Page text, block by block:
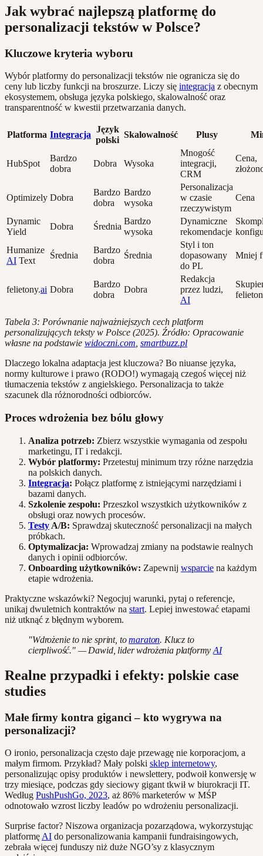
Jak wybrać najlepszą platformę do
personalizacji tekstów w Polsce?
Kluczowe kryteria wyboru
Wybór platformy do personalizacji tekstów nie ogranicza się do
ceny lub liczby funkcji na broszurze. Liczy się integracja z obecnym
ekosystemem, obsługa języka polskiego, skalowalność oraz
transparentność w kwestii przetwarzania danych.
Platforma Integracja
Język
polski
Skalowalność Plusy
HubSpot
Bardzo
dobra
Dobra Wysoka
Mnogość
integracji,
CRM
Cena,
Optimizely Dobra
Bardzo
dobra
Bardzo
wysoka
Personalizacja
w czasie
rzeczywistym
Cena
Dynamic
Yield
Dobra Średnia
Bardzo
wysoka
Dynamiczne
rekomendacje
Humanize
AI Text
Średnia
Bardzo
dobra
Średnia
Styl i ton
dopasowany
do PL
Mniej
felietony.ai Dobra
Bardzo
dobra
Dobra
Redakcja
przez ludzi,
AI
Tabela 3: Porównanie najważniejszych cech platform
personalizujących teksty w Polsce (2025). Źródło: Opracowanie
własne na podstawie widoczni.com smartbuzz.pl
Dlaczego lokalna adaptacja jest kluczowa? Bo niuanse języka,
normy kulturowe i prawo (RODO!) wymagają czegoś więcej niż
tłumaczenia tekstów z angielskiego. Personalizacja to także
szacunek dla różnorodności odbiorców.
Proces wdrożenia bez bólu głowy
Analiza potrzeb: Zbierz wszystkie wymagania od zespołu
marketingu, IT i redakcji.
Wybór platformy: Przetestuj minimum trzy różne narzędzia
na polskich danych.
Integracja: Połącz platformę z istniejącymi narzędziami i
bazami danych.
Szkolenie zespołu: Przeszkol wszystkich użytkowników z
obsługi oraz nowych procesów.
Testy A/B: Sprawdzaj skuteczność personalizacji na małych
próbkach.
Optymalizacja: Wprowadzaj zmiany na podstawie realnych
danych i opinii odbiorców.
Onboarding użytkowników: Zapewnij wsparcie na każdym
etapie wdrożenia.
Praktyczne wskazówki? Negocjuj warunki, pytaj o referencje,
unikaj dwuletnich kontraktów na start. Lepiej inwestować etapami
niż utknąć z błędnym wyborem.
"Wdrożenie to nie sprint, tomaraton. Klucz to
cierpliwość." — Dawid, lider wdrożenia platformyAI
Realne przypadki i efekty: polskie case
studies
Małe firmy kontra giganci – kto wygrywa na
personalizacji?
O ironio, personalizacja często daje przewagę nie korporacjom, a
małym firmom. Przykład? Mały polski sklep internetowy,
personalizując opisy produktów i newslettery, podwoił konwersję w
trzy miesiące, podczas gdy sieciowy gigant tkwił w biurokracji IT.
Według PushPushGo, 2023, aż 86% marketerów w MŚP
odnotowało wzrost liczby leadów po wdrożeniu personalizacji.
Surprise factor? Niszowa organizacja pozarządowa, wykorzystując
platformę AI do personalizowania kampanii fundraisingowych,
zebrała więcej funduszy niż duże NGO’sy z klasycznym